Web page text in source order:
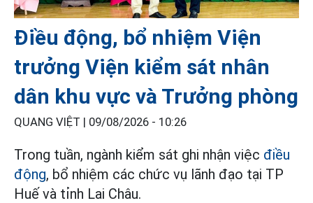
Điều động, bổ nhiệm Viện
trưởng Viện kiểm sát nhân
dân khu vực và Trưởng phòng
QUANG VIỆT | 09/08/2026 - 10:26
Trong tuần, ngành kiểm sát ghi nhận việc điều
động, bổ nhiệm các chức vụ lãnh đạo tại TP
Huế và tỉnh Lai Châu.